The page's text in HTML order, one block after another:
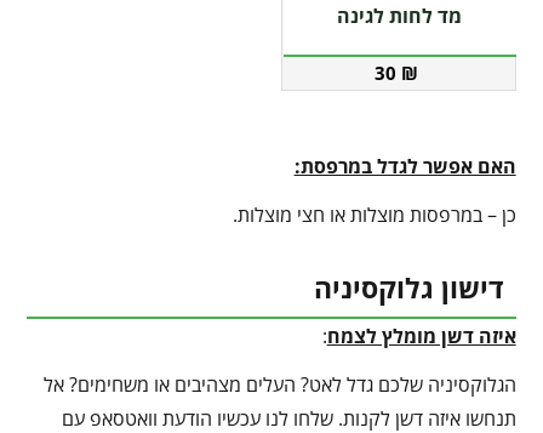
מד לחות לגינה
30 ₪
האם אפשר לגדל במרפסת:
כן – במרפסות מוצלות או חצי מוצלות.
דישון גלוקסיניה
איזה דשן מומלץ לצמח:
הגלוקסיניה שלכם גדל לאט? העלים מצהיבים או משחימים? אל
תנחשו איזה דשן לקנות. שלחו לנו עכשיו הודעת וואטסאפ עם